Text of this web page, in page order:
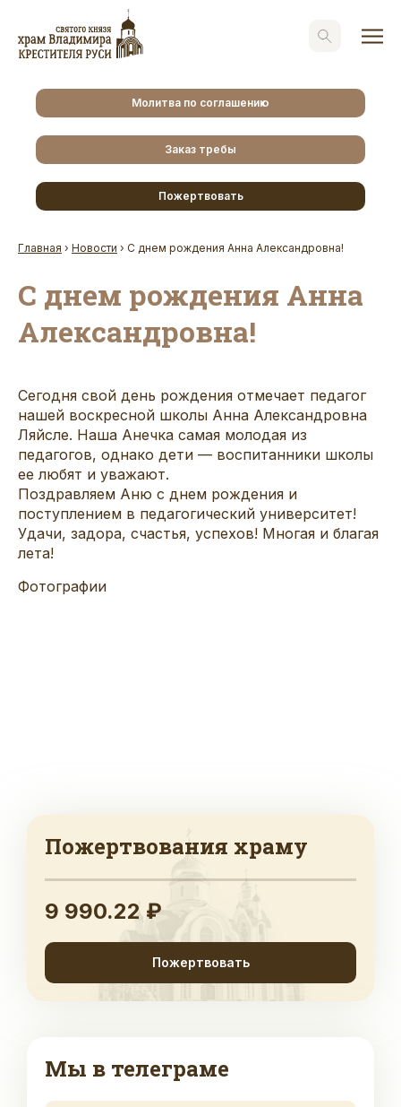
Молитва по соглашению
Заказ требы
Пожертвовать
Главная › Новости › С днем рождения Анна Александровна!
С днем рождения Анна
Александровна!
Сегодня свой день рождения отмечает педагог
нашей воскресной школы Анна Александровна
Ляйсле. Наша Анечка самая молодая из
педагогов, однако дети — воспитанники школы
ее любят и уважают.
Поздравляем Аню с днем рождения и
поступлением в педагогический университет!
Удачи, задора, счастья, успехов! Многая и благая
лета!
Фотографии
Пожертвования храму
9 990.22 ₽
Пожертвовать
Мы в телеграме